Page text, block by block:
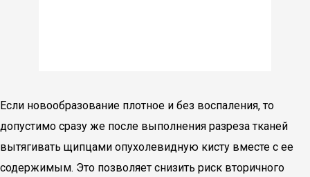
Если новообразование плотное и без воспаления, то
допустимо сразу же после выполнения разреза тканей
вытягивать щипцами опухолевидную кисту вместе с ее
содержимым. Это позволяет снизить риск вторичного